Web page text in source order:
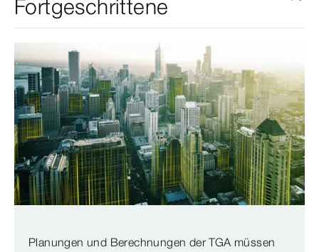
Fortgeschrittene
Planungen und Berechnungen der TGA müssen